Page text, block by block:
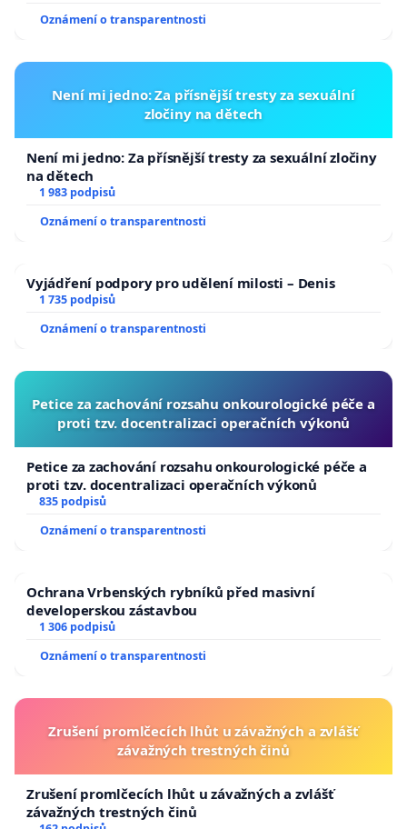
Oznámení o transparentnosti
Není mi jedno: Za přísnější tresty za sexuální
zločiny na dětech
Není mi jedno: Za přísnější tresty za sexuální zločiny
na dětech
1 983 podpisů
Oznámení o transparentnosti
Vyjádření podpory pro udělení milosti – Denis
1 735 podpisů
Oznámení o transparentnosti
Petice za zachování rozsahu onkourologické péče a
proti tzv. docentralizaci operačních výkonů
Petice za zachování rozsahu onkourologické péče a
proti tzv. docentralizaci operačních výkonů
835 podpisů
Oznámení o transparentnosti
Ochrana Vrbenských rybníků před masivní
developerskou zástavbou
1 306 podpisů
Oznámení o transparentnosti
Zrušení promlčecích lhůt u závažných a zvlášť
závažných trestných činů
Zrušení promlčecích lhůt u závažných a zvlášť
závažných trestných činů